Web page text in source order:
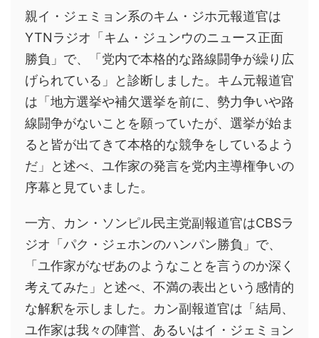
親イ・ジェミョン系のキム・ジホ元報道官は
YTNラジオ「キム・ジュンウのニュース正面
勝負」で、「党内で本格的な路線闘争が繰り広
げられている」と診断しました。キム元報道官
は「地方選挙や補欠選挙を前に、勢力争いや路
線闘争がないことを願っていたが、選挙が始ま
ると皆が出てきて本格的な競争をしているよう
だ」と述べ、ユ作家の発言を党内主導権争いの
序幕と見ていました。
一方、カン・ソンピル民主党副報道官はCBSラ
ジオ「パク・ジェホンのハンパン勝負」で、
「ユ作家がなぜあのようなことを言うのか深く
考えてみた」と述べ、不満の表出という感情的
な解釈を示しました。カン副報道官は「結局、
ユ作家は我々の陣営、あるいはイ・ジェミョン